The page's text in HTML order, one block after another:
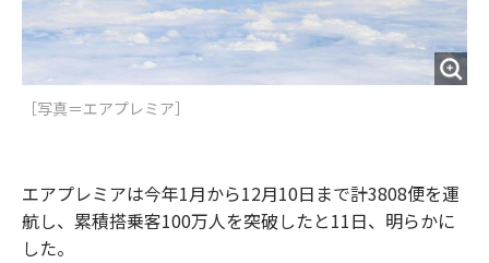
［写真＝エアプレミア］
エアプレミアは今年1月から12月10日まで計3808便を運
航し、累積搭乗客100万人を突破したと11日、明らかに
した。